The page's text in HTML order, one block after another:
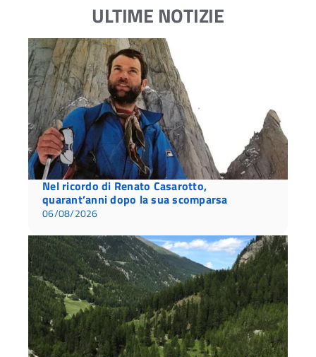
ULTIME NOTIZIE
Nel ricordo di Renato Casarotto,
quarant’anni dopo la sua scomparsa
06/08/2026